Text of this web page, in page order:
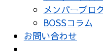
メンバーブロ
BOSSコラム
お問い合わせ